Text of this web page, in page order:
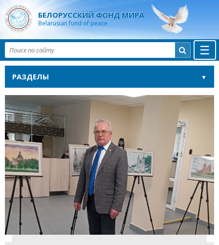
БЕЛОРУССКИЙ ФОНД МИРА
Belarusian fund of peace
☰

РАЗДЕЛЫ